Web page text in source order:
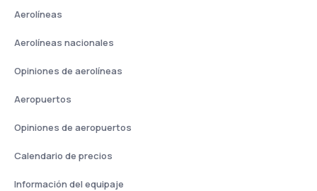
Aerolíneas
Aerolíneas nacionales
Opiniones de aerolíneas
Aeropuertos
Opiniones de aeropuertos
Calendario de precios
Información del equipaje